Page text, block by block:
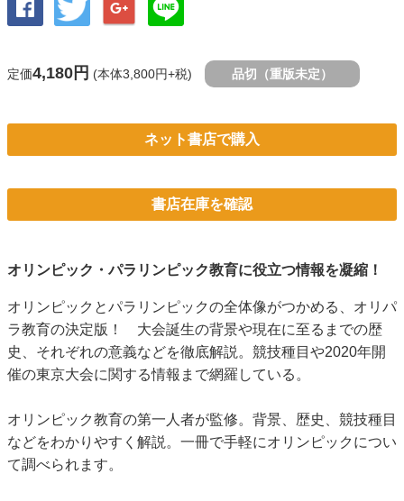
定価4,180円 (本体3,800円+税) 品切（重版未定）
ネット書店で購入
書店在庫を確認
オリンピック・パラリンピック教育に役立つ情報を凝縮！
オリンピックとパラリンピックの全体像がつかめる、オリパ
ラ教育の決定版！ 大会誕生の背景や現在に至るまでの歴
史、それぞれの意義などを徹底解説。競技種目や2020年開
催の東京大会に関する情報まで網羅している。
オリンピック教育の第一人者が監修。背景、歴史、競技種目
などをわかりやすく解説。一冊で手軽にオリンピックについ
て調べられます。